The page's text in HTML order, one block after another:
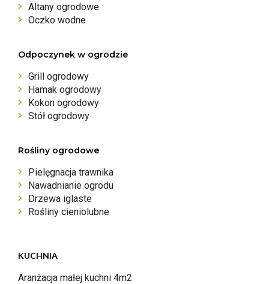
Altany ogrodowe
Oczko wodne
Odpoczynek w ogrodzie
Grill ogrodowy
Hamak ogrodowy
Kokon ogrodowy
Stół ogrodowy
Rośliny ogrodowe
Pielęgnacja trawnika
Nawadnianie ogrodu
Drzewa iglaste
Rośliny cieniolubne
KUCHNIA
Aranżacja małej kuchni 4m2